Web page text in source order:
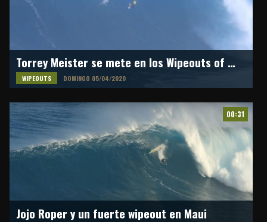
Torrey Meister se mete en los Wipeouts of the Year
WIPEOUTS DOMINGO 05/04/2020
00:31
Jojo Roper y un fuerte wipeout en Maui